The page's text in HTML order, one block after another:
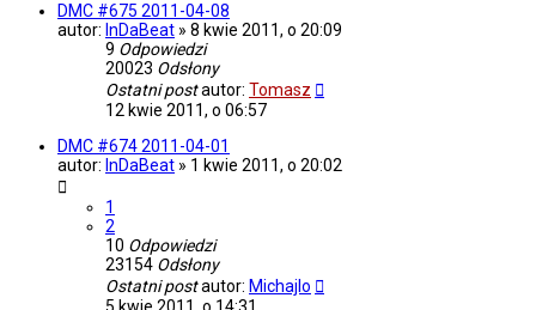
DMC #675 2011-04-08
autor: InDaBeat » 8 kwie 2011, o 20:09
9 Odpowiedzi
20023 Odsłony
Ostatni postautor: Tomasz
12 kwie 2011, o 06:57
DMC #674 2011-04-01
autor: InDaBeat » 1 kwie 2011, o 20:02
1
2
10 Odpowiedzi
23154 Odsłony
Ostatni postautor: Michajlo